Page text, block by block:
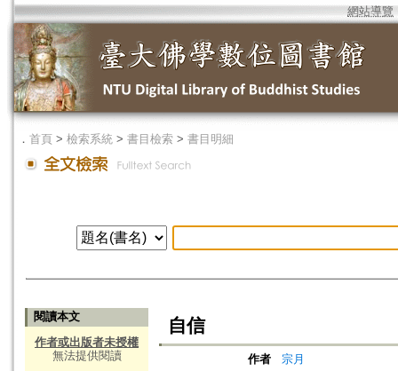
網站導覽
． 首頁 > 檢索系統 > 書目檢索 > 書目明細
閱讀本文
作者或出版者未授權
無法提供閱讀
自信
作者
宗月